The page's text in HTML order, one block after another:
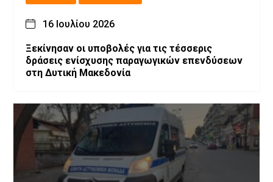
16 Ιουλίου 2026
Ξεκίνησαν οι υποβολές για τις τέσσερις
δράσεις ενίσχυσης παραγωγικών επενδύσεων
στη Δυτική Μακεδονία